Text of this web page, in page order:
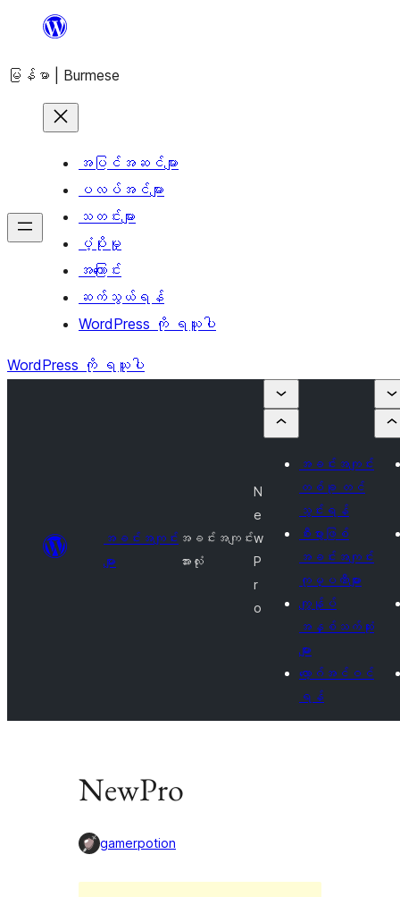
အကြောင်းအရာ
ကျော်သွား
မြန်မာ | Burmese
အပြင်အဆင်များ
ပလပ်အင်များ
သတင်းများ
ပံ့ပိုးမှု
အကြောင်း
ဆက်သွယ်ရန်
WordPress ကို ရယူပါ
WordPress ကို ရယူပါ
အခင်းအကျင်း
များ
အခင်းအကျင်း
အားလုံး
N
e
w
P
r
o
အခင်းအကျင်း
တစ်ခု တင်
သွင်းရန်
စီးပွားဖြစ်
အခင်းအကျင်း
ကုမ္ပဏီများ
ကျွန်ုပ်
အနှစ်သက်ဆုံး
များ
လော့ဂ်အင်ဝင်
ရန်
NewPro
gamerpotion